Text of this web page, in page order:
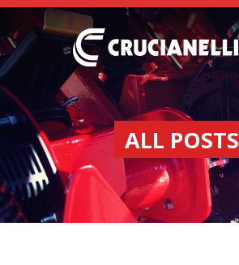
ALL POSTS
SEEDERS
FERTILIZER
SPREADERS
ABOUT US
DEALERSHIPS
NEWS